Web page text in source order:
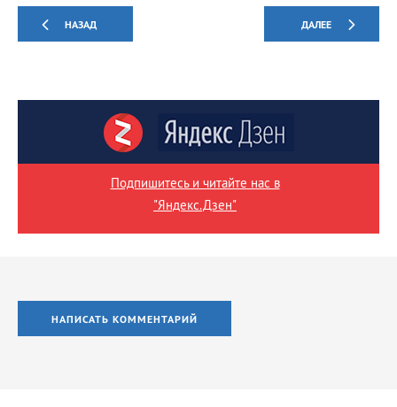
НАЗАД ДАЛЕЕ
Подпишитесь и читайте нас в
"Яндекс.Дзен"
НАПИСАТЬ КОММЕНТАРИЙ